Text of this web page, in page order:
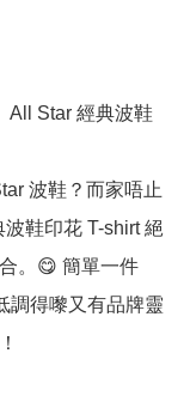
All Star 經典波鞋
波鞋？而家唔止
鞋印花 T-shirt 絕
。😋 簡單一件
調得嚟又有品牌靈